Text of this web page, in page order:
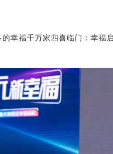
幸福千万家四喜临门：幸福